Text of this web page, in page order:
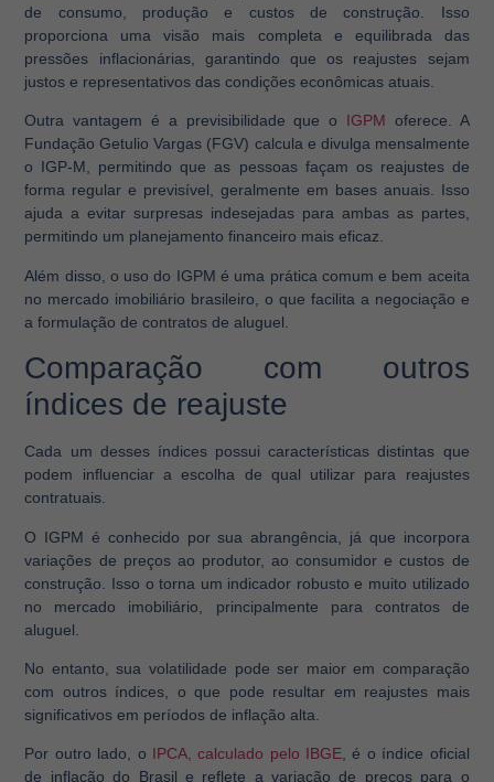
de consumo, produção e custos de construção. Isso
proporciona uma visão mais completa e equilibrada das
pressões inflacionárias, garantindo que os reajustes sejam
justos e representativos das condições econômicas atuais.
Outra vantagem é a previsibilidade que o IGPM oferece. A
Fundação Getulio Vargas (FGV) calcula e divulga mensalmente
o IGP-M, permitindo que as pessoas façam os reajustes de
forma regular e previsível, geralmente em bases anuais. Isso
ajuda a evitar surpresas indesejadas para ambas as partes,
permitindo um planejamento financeiro mais eficaz.
Além disso, o uso do IGPM é uma prática comum e bem aceita
no mercado imobiliário brasileiro, o que facilita a negociação e
a formulação de contratos de aluguel.
Comparação com outros
índices de reajuste
Cada um desses índices possui características distintas que
podem influenciar a escolha de qual utilizar para reajustes
contratuais.
O IGPM é conhecido por sua abrangência, já que incorpora
variações de preços ao produtor, ao consumidor e custos de
construção. Isso o torna um indicador robusto e muito utilizado
no mercado imobiliário, principalmente para contratos de
aluguel.
No entanto, sua volatilidade pode ser maior em comparação
com outros índices, o que pode resultar em reajustes mais
significativos em períodos de inflação alta.
Por outro lado, o IPCA, calculado pelo IBGE, é o índice oficial
de inflação do Brasil e reflete a variação de preços para o